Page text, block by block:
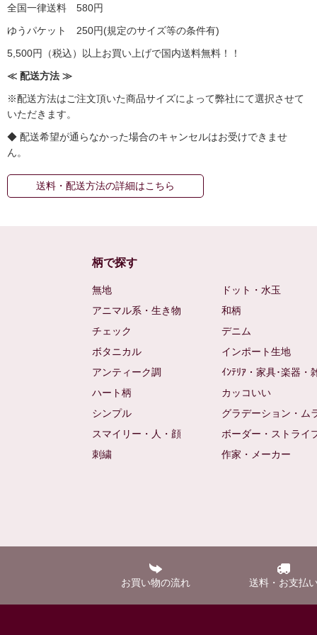
全国一律送料 580円
ゆうパケット 250円(規定のサイズ等の条件有)
5,500円（税込）以上お買い上げで国内送料無料！！
≪ 配送方法 ≫
※配送方法はご注文頂いた商品サイズによって弊社にて選択させて
いただきます。
◆ 配送希望が通らなかった場合のキャンセルはお受けできませ
ん。
送料・配送方法の詳細はこちら
柄で探す
無地
ドット・水玉
アニマル系・生き物
和柄
チェック
デニム
ボタニカル
インポート生地
アンティーク調
ｲﾝﾃﾘｱ・家具･楽器・
ハート柄
カッコいい
シンプル
グラデーション・ム
スマイリー・人・顔
ボーダー・ストライ
刺繍
作家・メーカー
お買い物の流れ 送料・お支払